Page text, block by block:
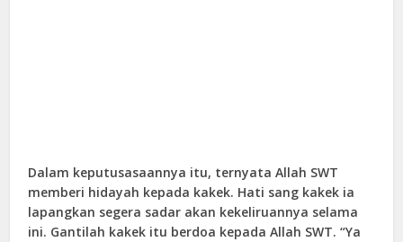
Dalam keputusasaannya itu, ternyata Allah SWT
memberi hidayah kepada kakek. Hati sang kakek ia
lapangkan segera sadar akan kekeliruannya selama
ini. Gantilah kakek itu berdoa kepada Allah SWT. “Ya